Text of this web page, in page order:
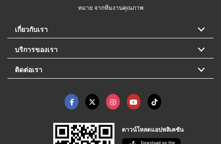
หมาย จากทีมงานคุณภาพ
เกี่ยวกับเรา
บริการของเรา
ติดต่อเรา
ดาวน์โหลดแอปพลิเคชัน